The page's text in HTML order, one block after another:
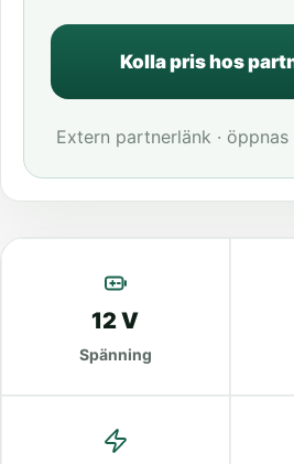
Kolla pris hos
Extern partnerlänk ·
12 V
Spänning